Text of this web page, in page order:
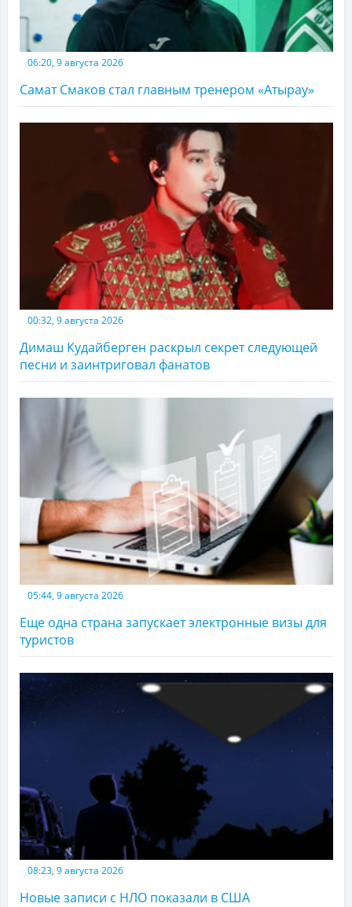
06:20, 9 августа 2026
Самат Смаков стал главным тренером «Атырау»
00:32, 9 августа 2026
Димаш Кудайберген раскрыл секрет следующей
песни и заинтриговал фанатов
05:44, 9 августа 2026
Еще одна страна запускает электронные визы для
туристов
08:23, 9 августа 2026
Новые записи с НЛО показали в США